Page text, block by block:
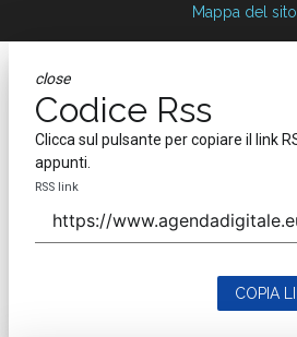
Mappa del sito
close
Codice Rss
Clicca sul pulsante per copiare il link
appunti.
RSS link
COPIA